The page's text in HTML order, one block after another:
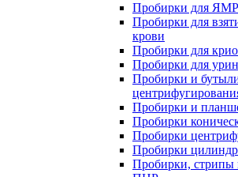
Пробирки для ЯМР
Пробирки для
крови
Пробирки для
Пробирки для
Пробирки и
Пробирки и
Пробирки
Пробирки
Пробирки
Пробирки, стрипы